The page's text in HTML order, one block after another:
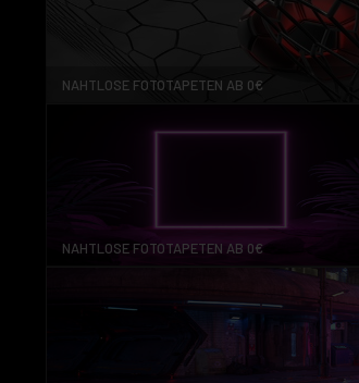
NAHTLOSE FOTOTAPETEN AB 0€
NAHTLOSE FOTOTAPETEN AB 0€